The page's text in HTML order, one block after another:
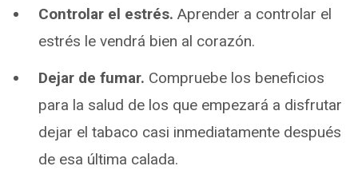
Controlar el estrés. Aprender a controlar el
estrés le vendrá bien al corazón.
Dejar de fumar. Compruebe los beneficios
para la salud de los que empezará a disfrutar
dejar el tabaco casi inmediatamente después
de esa última calada.